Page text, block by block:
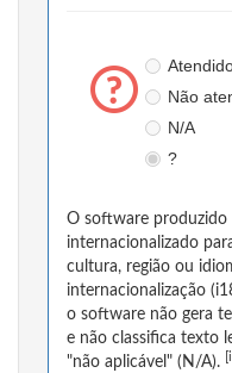
Não
N/A
?
O software produzido
internacionalizado
cultura, região ou
internacionalização
o software não gera
e não classifica texto
"não aplicável" (N/A).